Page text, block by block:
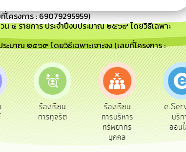
ศ (โรงเรียนอนุบาลเทศบาลตำบลขามป้อม) ประจำ
โครงการ : 69079295959)
น ๔ รายการ ประจำปีงบประมาณ ๒๕๖๙ โดยวิธีเฉพาะ
มาณ ๒๕๖๙ โดยวิธีเฉพาะเจาะจง (เลขที่โครงการ :
ร้องเรียน
การทุจริต
ร้องเรียน
การบริหาร
ทรัพยากร
บุคคล
e-
บริ
ออน